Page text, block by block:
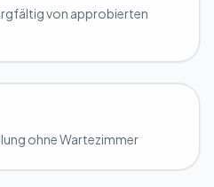
von approbierten
ohne Wartezimmer